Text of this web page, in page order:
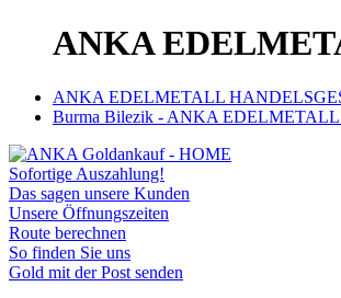
ANKA
ANKA EDELMETALL
Burma Bilezik - ANKA
Sofortige Auszahlung!
Das sagen unsere Kunden
Unsere Öffnungszeiten
Route berechnen
So finden Sie uns
Gold mit der Post senden